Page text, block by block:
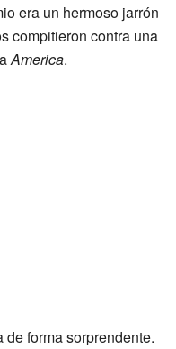
era un hermoso jarrón
compitieron contra una
America.
de forma sorprendente.